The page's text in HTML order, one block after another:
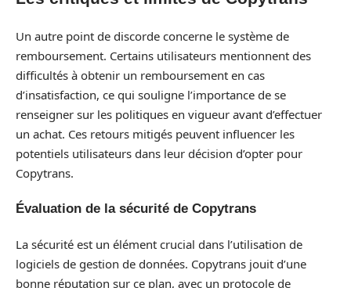
Un autre point de discorde concerne le système de
remboursement. Certains utilisateurs mentionnent des
difficultés à obtenir un remboursement en cas
d’insatisfaction, ce qui souligne l’importance de se
renseigner sur les politiques en vigueur avant d’effectuer
un achat. Ces retours mitigés peuvent influencer les
potentiels utilisateurs dans leur décision d’opter pour
Copytrans.
Évaluation de la sécurité de Copytrans
La sécurité est un élément crucial dans l’utilisation de
logiciels de gestion de données. Copytrans jouit d’une
bonne réputation sur ce plan, avec un protocole de